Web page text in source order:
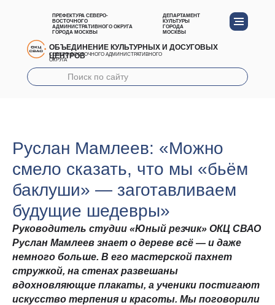
ПРЕФЕКТУРА СЕВЕРО-
ВОСТОЧНОГО
АДМИНИСТРАТИВНОГО ОКРУГА
ГОРОДА МОСКВЫ
ДЕПАРТАМЕНТ
КУЛЬТУРЫ
ГОРОДА
МОСКВЫ
ОБЪЕДИНЕНИЕ КУЛЬТУРНЫХ И ДОСУГОВЫХ
ЦЕНТРОВ
СЕВЕРО-ВОСТОЧНОГО АДМИНИСТРАТИВНОГО
ОКРУГА
Руслан Мамлеев: «Можно
смело сказать, что мы «бьём
баклуши» — заготавливаем
будущие шедевры»
Руководитель студии «Юный резчик» ОКЦ СВАО
Руслан Мамлеев знает о дереве всё — и даже
немного больше. В его мастерской пахнет
стружкой, на стенах развешаны
вдохновляющие плакаты, а ученики постигают
искусство терпения и красоты. Мы поговорили